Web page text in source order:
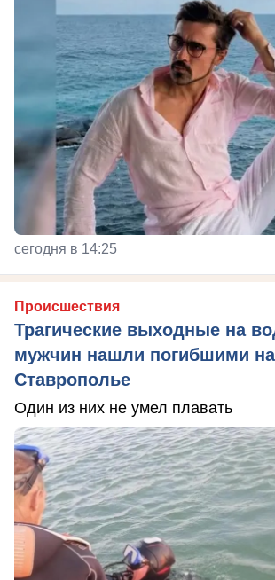
сегодня в 14:25
Происшествия
Трагические выходные на
мужчин нашли погибшими на
Ставрополье
Один из них не умел плавать